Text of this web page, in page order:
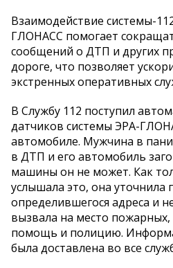
Взаимодействие системы-
ГЛОНАСС помогает
сообщений о ДТП и других
дороге, что позволяет
экстренных оперативных
В Службу 112 поступил
датчиков системы ЭРА-
автомобиле. Мужчина в
в ДТП и его автомобиль
машины он не может. Как
услышала это, она уточнила
определившегося адреса и
вызвала на место пожарных,
помощь и полицию.
была доставлена во все